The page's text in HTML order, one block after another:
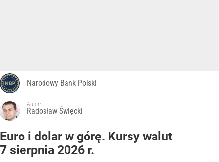
Narodowy Bank Polski
Autor:
Radosław Święcki
Euro i dolar w górę. Kursy walut
7 sierpnia 2026 r.